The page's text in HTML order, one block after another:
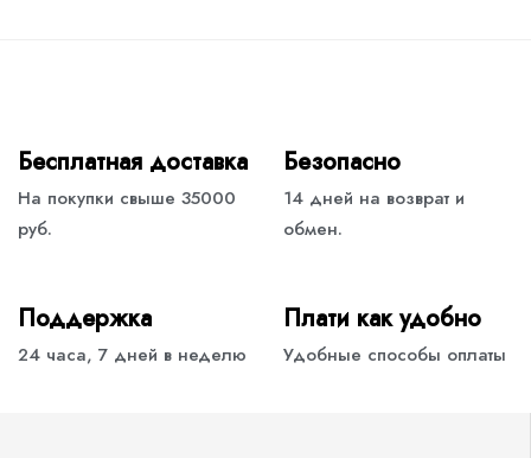
Бесплатная доставка
На покупки свыше 35000
руб.
Безопасно
14 дней на возврат и
обмен.
Поддержка
24 часа, 7 дней в неделю
Плати как удобно
Удобные способы оплаты